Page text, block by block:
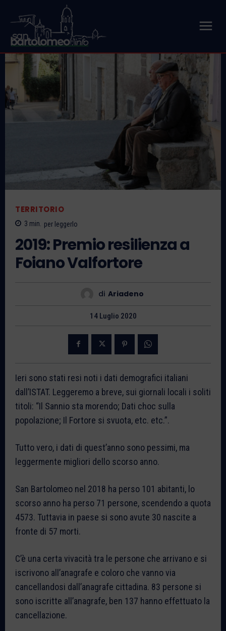
TERRITORIO
3 min. per leggerlo
2019: Premio resilienza a
Foiano Valfortore
di Ariadeno
14 Luglio 2020
Ieri sono stati resi noti i dati demografici italiani
dall’ISTAT. Leggeremo a breve, sui giornali locali i soliti
titoli: “Il Sannio sta morendo; Dati choc sulla
popolazione; Il Fortore si svuota, etc. etc.”.
Tutto vero, i dati di quest’anno sono pessimi, ma
leggermente migliori dello scorso anno.
San Bartolomeo nel 2018 ha perso 101 abitanti, lo
scorso anno ha perso 71 persone, scendendo a quota
4573. Tuttavia in paese si sono avute 30 nascite a
fronte di 57 morti.
C’è una certa vivacità tra le persone che arrivano e si
iscrivono all’anagrafe e coloro che vanno via
cancellandosi dall’anagrafe cittadina. 83 persone si
sono iscritte all’anagrafe, ben 137 hanno effettuato la
cancellazione.